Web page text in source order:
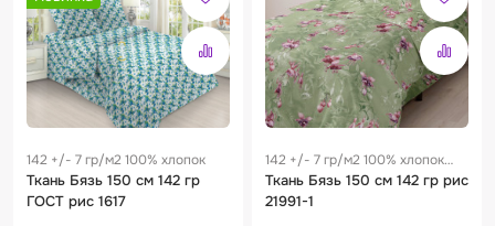
142 +/- 7 гр/м2 100% хлопок
Ткань Бязь 150 см 142 гр
ГОСТ рис 1617
142 +/- 7 гр/м2 100% хлопок
0.29 м
Ткань Бязь 150 см 142 гр рис
21991-1